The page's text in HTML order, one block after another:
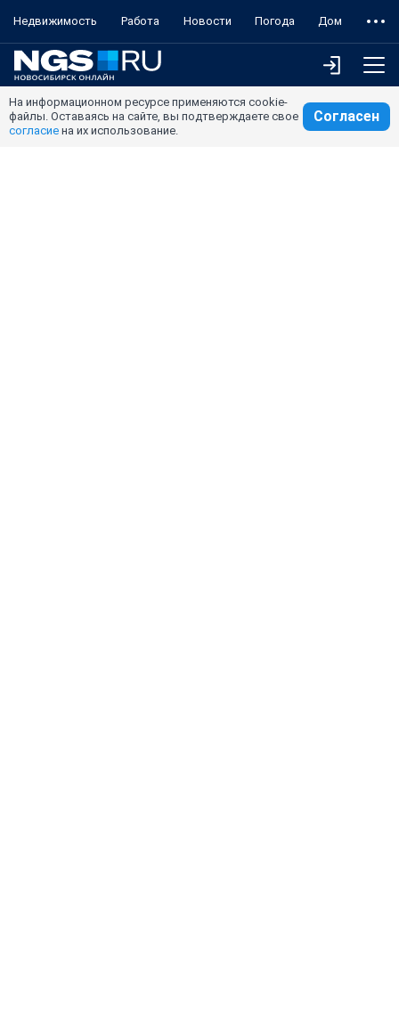
Недвижимость Работа Новости Погода Дом
На информационном ресурсе применяются cookie-
файлы. Оставаясь на сайте, вы подтверждаете свое
согласие на их использование.
Согласен